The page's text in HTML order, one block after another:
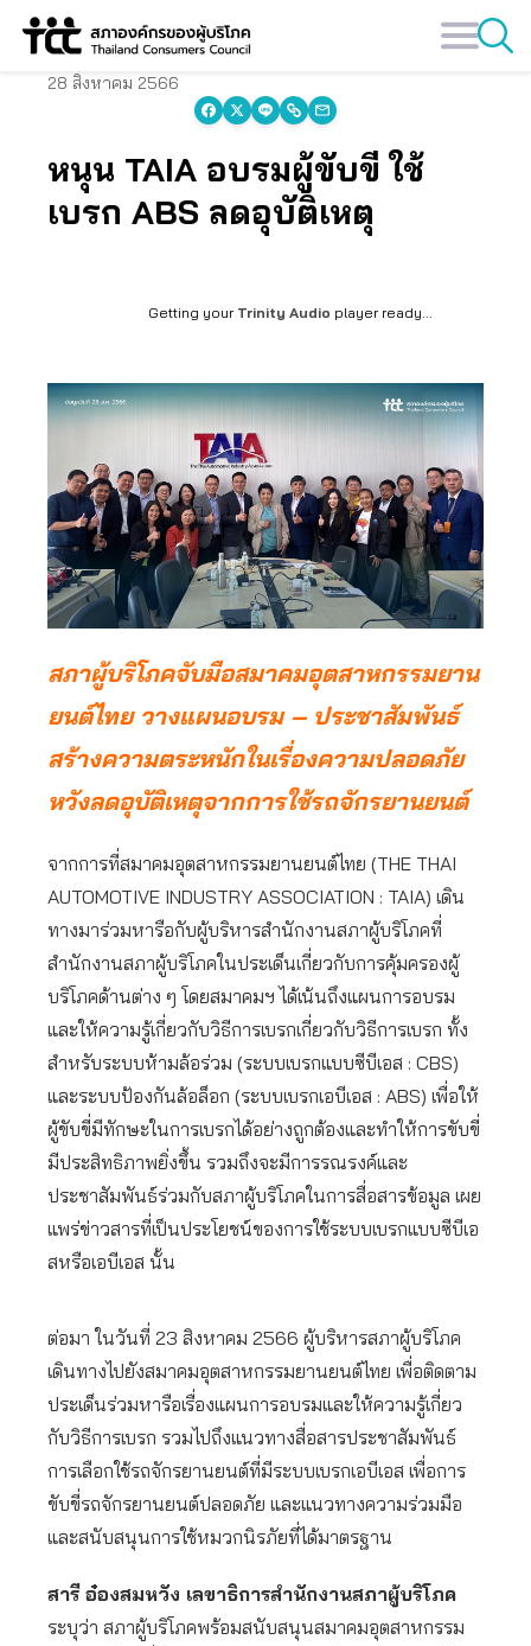
Skip
28 สิงหาคม 2566
หนุน TAIA อบรมผู้ขับขี่ ใช้
เบรก ABS ลดอุบัติเหตุ
Getting your Trinity Audio player ready...
สภาผู้บริโภคจับมือสมาคมอุตสาหกรรมยาน
ยนต์ไทย วางแผนอบรม – ประชาสัมพันธ์
สร้างความตระหนักในเรื่องความปลอดภัย
หวังลดอุบัติเหตุจากการใช้รถจักรยานยนต์
จากการที่สมาคมอุตสาหกรรมยานยนต์ไทย (THE THAI
AUTOMOTIVE INDUSTRY ASSOCIATION : TAIA) เดิน
ทางมาร่วมหารือกับผู้บริหารสำนักงานสภาผู้บริโภคที่
สำนักงานสภาผู้บริโภคในประเด็นเกี่ยวกับการคุ้มครองผู้
บริโภคด้านต่าง ๆ โดยสมาคมฯ ได้เน้นถึงแผนการอบรม
และให้ความรู้เกี่ยวกับวิธีการเบรกเกี่ยวกับวิธีการเบรก ทั้ง
สำหรับระบบห้ามล้อร่วม (ระบบเบรกแบบซีบีเอส : CBS)
และระบบป้องกันล้อล็อก (ระบบเบรกเอบีเอส : ABS) เพื่อให้
ผู้ขับขี่มีทักษะในการเบรกได้อย่างถูกต้องและทำให้การขับขี่
มีประสิทธิภาพยิ่งขึ้น รวมถึงจะมีการรณรงค์และ
ประชาสัมพันธ์ร่วมกับสภาผู้บริโภคในการสื่อสารข้อมูล เผย
แพร่ข่าวสารที่เป็นประโยชน์ของการใช้ระบบเบรกแบบซีบีเอ
สหรือเอบีเอส นั้น
ต่อมา ในวันที่ 23 สิงหาคม 2566 ผู้บริหารสภาผู้บริโภค
เดินทางไปยังสมาคมอุตสาหกรรมยานยนต์ไทย เพื่อติดตาม
ประเด็นร่วมหารือเรื่องแผนการอบรมและให้ความรู้เกี่ยว
กับวิธีการเบรก รวมไปถึงแนวทางสื่อสารประชาสัมพันธ์
การเลือกใช้รถจักรยานยนต์ที่มีระบบเบรกเอบีเอส เพื่อการ
ขับขี่รถจักรยานยนต์ปลอดภัย และแนวทางความร่วมมือ
และสนับสนุนการใช้หมวกนิรภัยที่ได้มาตรฐาน
สารี อ๋องสมหวัง เลขาธิการสำนักงานสภาผู้บริโภค
ระบุว่า สภาผู้บริโภคพร้อมสนับสนุนสมาคมอุตสาหกรรม